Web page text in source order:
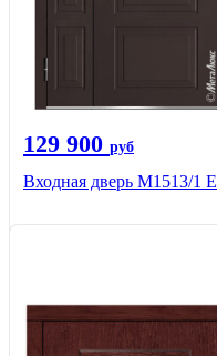
129 900 руб
Входная дверь М1513/1 Е